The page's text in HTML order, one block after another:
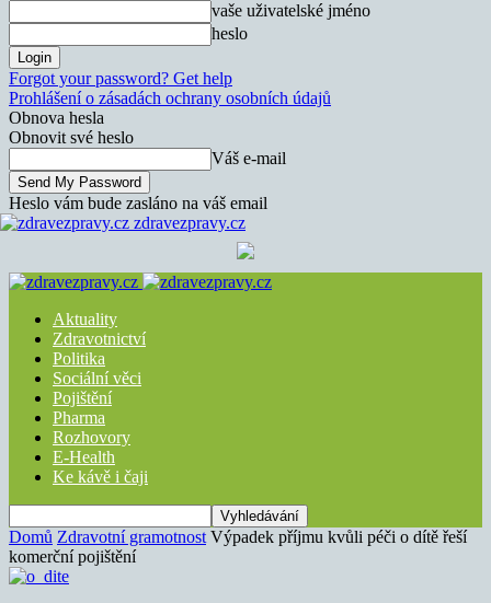
vaše uživatelské jméno
heslo
Forgot your password? Get help
Prohlášení o zásadách ochrany osobních údajů
Obnova hesla
Obnovit své heslo
Váš e-mail
Heslo vám bude zasláno na váš email
zdravezpravy.cz
Aktuality
Zdravotnictví
Politika
Sociální věci
Pojištění
Pharma
Rozhovory
E-Health
Ke kávě i čaji
Domů Zdravotní gramotnost Výpadek příjmu kvůli péči o dítě řeší
komerční pojištění